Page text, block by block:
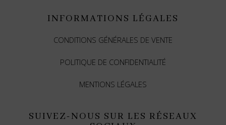
INFORMATIONS LÉGALES
CONDITIONS GÉNÉRALES DE VENTE
POLITIQUE DE CONFIDENTIALITÉ
MENTIONS LÉGALES
SUIVEZ-NOUS SUR LES RÉSEAUX